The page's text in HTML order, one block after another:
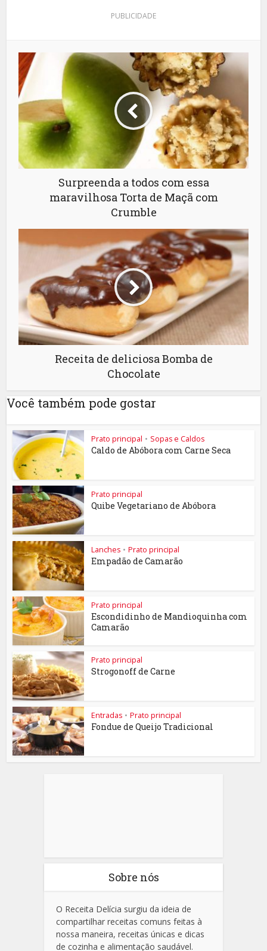
PUBLICIDADE
Surpreenda a todos com essa
maravilhosa Torta de Maçã com
Crumble
Receita de deliciosa Bomba de
Chocolate
Você também pode gostar
Prato principal • Sopas e Caldos
Caldo de Abóbora com Carne Seca
Prato principal
Quibe Vegetariano de Abóbora
Lanches • Prato principal
Empadão de Camarão
Prato principal
Escondidinho de Mandioquinha com
Camarão
Prato principal
Strogonoff de Carne
Entradas • Prato principal
Fondue de Queijo Tradicional
Sobre nós
O Receita Delícia surgiu da ideia de
compartilhar receitas comuns feitas à
nossa maneira, receitas únicas e dicas
de cozinha e alimentação saudável.